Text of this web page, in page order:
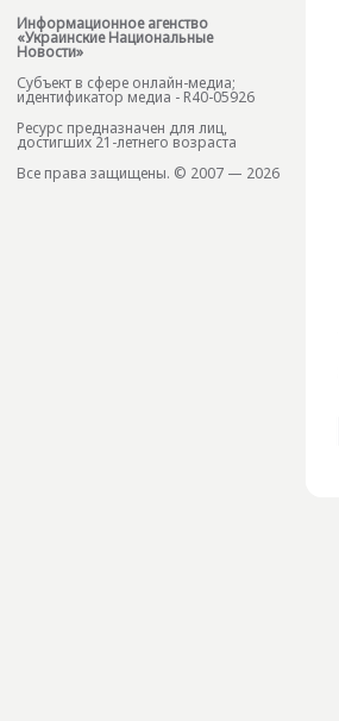
Информационное агенство
«Украинские Национальные
Новости»
Субъект в сфере онлайн-медиа;
идентификатор медиа - R40-05926
Ресурс предназначен для лиц,
достигших 21-летнего возраста
Все права защищены. © 2007 — 2026